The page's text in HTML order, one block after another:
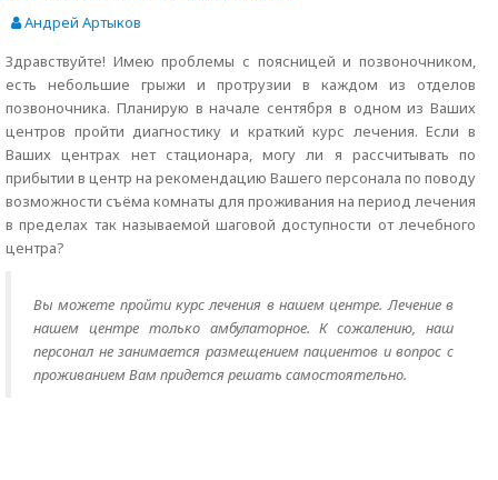
Андрей Артыков
Здравствуйте! Имею проблемы с поясницей и позвоночником,
есть небольшие грыжи и протрузии в каждом из отделов
позвоночника. Планирую в начале сентября в одном из Ваших
центров пройти диагностику и краткий курс лечения. Если в
Ваших центрах нет стационара, могу ли я рассчитывать по
прибытии в центр на рекомендацию Вашего персонала по поводу
возможности съёма комнаты для проживания на период лечения
в пределах так называемой шаговой доступности от лечебного
центра?
Вы можете пройти курс лечения в нашем центре. Лечение в
нашем центре только амбулаторное. К сожалению, наш
персонал не занимается размещением пациентов и вопрос с
проживанием Вам придется решать самостоятельно.